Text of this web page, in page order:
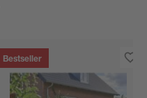
Bestseller